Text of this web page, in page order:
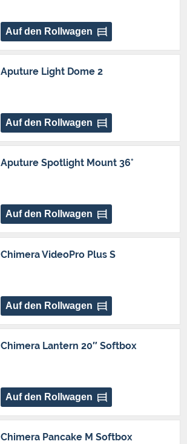
Auf den Rollwagen
Aputure Light Dome 2
Auf den Rollwagen
Aputure Spotlight Mount 36°
Auf den Rollwagen
Chimera VideoPro Plus S
Auf den Rollwagen
Chimera Lantern 20″ Softbox
Auf den Rollwagen
Chimera Pancake M Softbox